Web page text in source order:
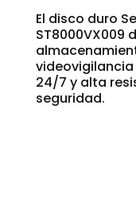
El disco duro
ST8000VX009
24/7 y alta
seguridad.